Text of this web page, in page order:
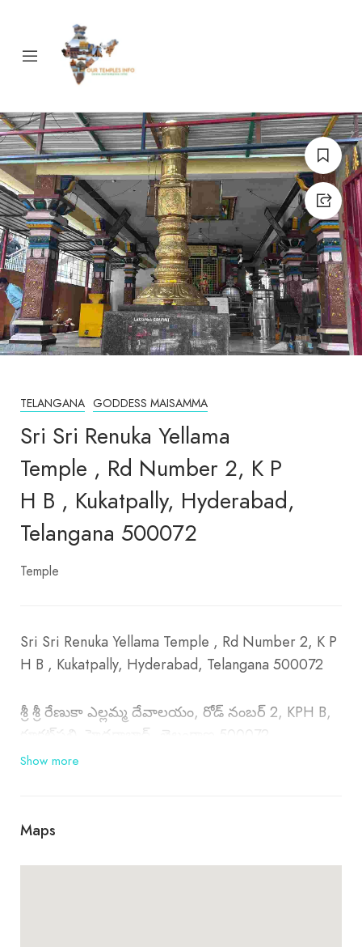
TELANGANA GODDESS MAISAMMA
Sri Sri Renuka Yellama
Temple , Rd Number 2, K P
H B , Kukatpally, Hyderabad,
Telangana 500072
Temple
Sri Sri Renuka Yellama Temple , Rd Number 2, K P
H B , Kukatpally, Hyderabad, Telangana 500072
శ్రీ శ్రీ రేణుకా ఎల్లమ్మ దేవాలయం, రోడ్ నంబర్ 2, KPH B,
కూకట్‌పల్లి, హైదరాబాద్, తెలంగాణ 500072
Show more
Maps